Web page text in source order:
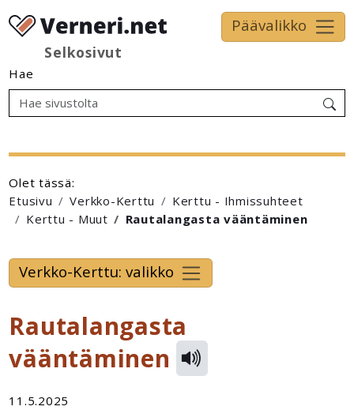
Selkosivut
Päävalikko
Hae
Olet tässä:
Etusivu
Verkko-Kerttu
Kerttu - Ihmissuhteet
Kerttu - Muut
Rautalangasta vääntäminen
Verkko-Kerttu: valikko
Rautalangasta
vääntäminen
11.5.2025